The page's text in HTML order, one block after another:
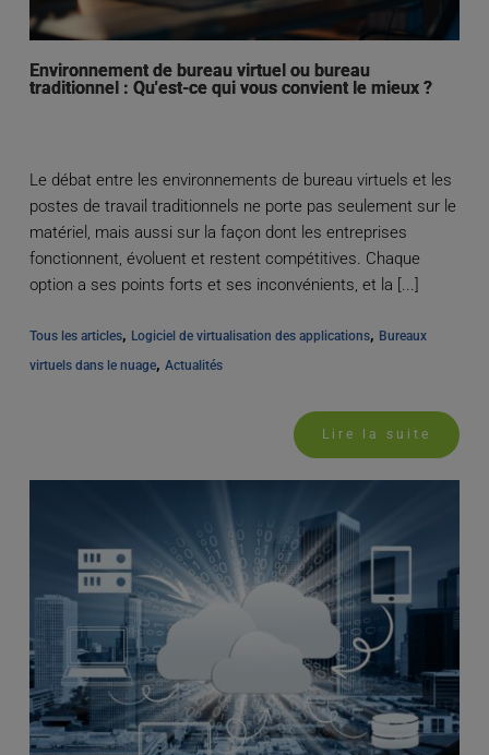
Environnement de bureau virtuel ou bureau
traditionnel : Qu'est-ce qui vous convient le mieux ?
Le débat entre les environnements de bureau virtuels et les
postes de travail traditionnels ne porte pas seulement sur le
matériel, mais aussi sur la façon dont les entreprises
fonctionnent, évoluent et restent compétitives. Chaque
option a ses points forts et ses inconvénients, et la [...]
Tous les articles, Logiciel de virtualisation des applications, Bureaux
virtuels dans le nuage, Actualités
Lire la suite